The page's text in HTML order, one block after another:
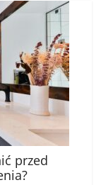
przed